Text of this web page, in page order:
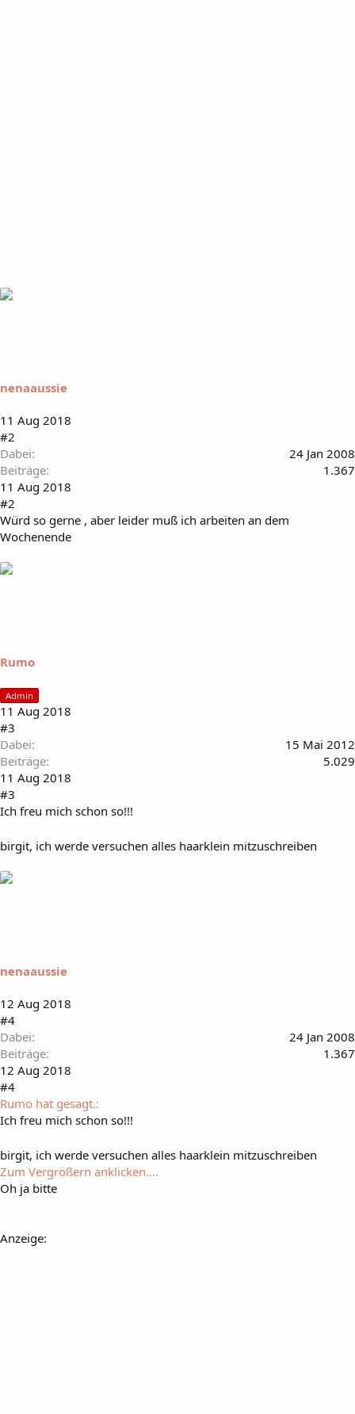
nenaaussie
11 Aug 2018
#2
Dabei
24 Jan 2008
Beiträge
1.367
11 Aug 2018
#2
Würd so gerne , aber leider muß ich arbeiten an dem
Wochenende
Rumo
Admin
11 Aug 2018
#3
Dabei
15 Mai 2012
Beiträge
5.029
11 Aug 2018
#3
Ich freu mich schon so!!!
birgit, ich werde versuchen alles haarklein mitzuschreiben
nenaaussie
12 Aug 2018
#4
Dabei
24 Jan 2008
Beiträge
1.367
12 Aug 2018
#4
Rumo hat gesagt.:
Ich freu mich schon so!!!
birgit, ich werde versuchen alles haarklein mitzuschreiben
Zum Vergrößern anklicken....
Oh ja bitte
Anzeige: